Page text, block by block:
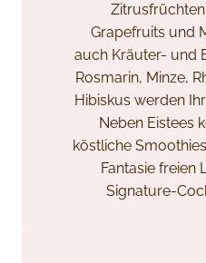
Grapefruits und
auch Kräuter- und
Rosmarin, Minze,
Hibiskus werden
Neben Eistees
köstliche
Fantasie freien
Signature-